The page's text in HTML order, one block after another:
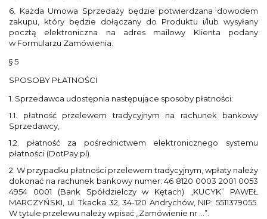
6. Każda Umowa Sprzedaży będzie potwierdzana dowodem
zakupu, który będzie dołączany do Produktu i/lub wysyłany
pocztą elektroniczna na adres mailowy Klienta podany
w Formularzu Zamówienia.
§ 5
SPOSOBY PŁATNOŚCI
1. Sprzedawca udostępnia następujące sposoby płatności:
1.1. płatność przelewem tradycyjnym na rachunek bankowy
Sprzedawcy,
1.2. płatność za pośrednictwem elektronicznego systemu
płatności (DotPay.pl).
2. W przypadku płatności przelewem tradycyjnym, wpłaty należy
dokonać na rachunek bankowy numer: 46 8120 0003 2001 0053
4954 0001 (Bank Spółdzielczy w Kętach) „KUCYK” PAWEŁ
MARCZYŃSKI, ul. Tkacka 32, 34-120 Andrychów, NIP: 5511379055.
W tytule przelewu należy wpisać „Zamówienie nr …”.